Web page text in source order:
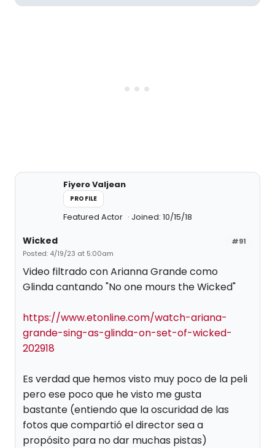
Fiyero Valjean
PROFILE
Featured Actor Joined: 10/15/18
#91
Wicked
Posted: 4/19/23 at 5:00am
Video filtrado con Arianna Grande como
Glinda cantando "No one mours the Wicked"
https://www.etonline.com/watch-ariana-
grande-sing-as-glinda-on-set-of-wicked-
202918
Es verdad que hemos visto muy poco de la peli
pero ese poco que he visto me gusta
bastante (entiendo que la oscuridad de las
fotos que compartió el director sea a
propósito para no dar muchas pistas)